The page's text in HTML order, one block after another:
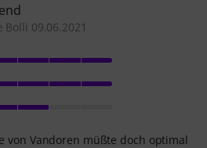
Bolli 09.06.2021
von Vandoren müßte doch optimal